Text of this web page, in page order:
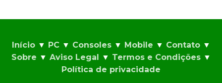
Início▼ PC▼ Consoles▼ Mobile ▼ Contato▼
Sobre ▼ Aviso Legal ▼ Termos e Condições▼
Política de privacidade